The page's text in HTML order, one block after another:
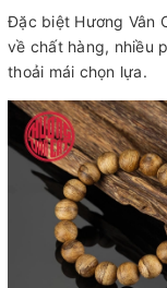
Đặc biệt Hương Vân
về chất hàng, nhiều
thoải mái chọn lựa.